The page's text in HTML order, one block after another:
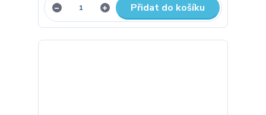
Přidat do košíku